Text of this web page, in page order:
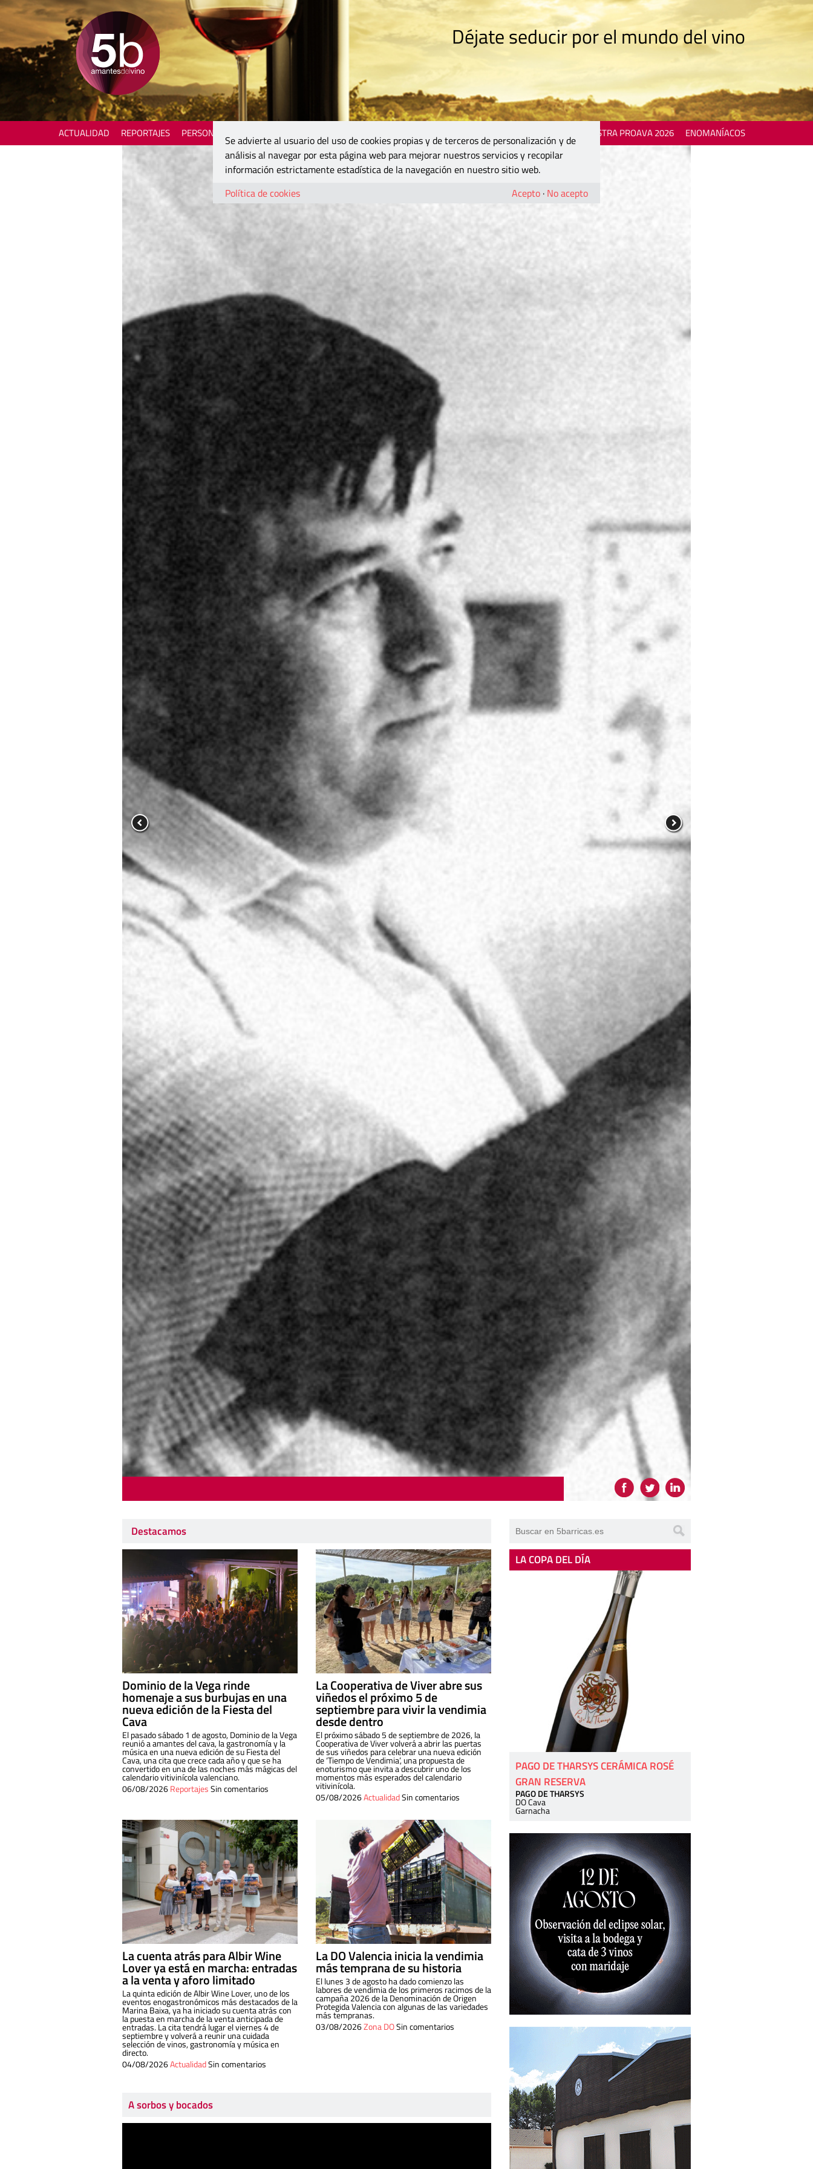
Déjate seducir por el mundo del vino
ACTUALIDAD REPORTAJES PERSONAJES MOSTRA PROAVA 2026 ENOMANÍACOS
Destacamos
Dominio de la Vega rinde
homenaje a sus burbujas en una
nueva edición de la Fiesta del
Cava
El pasado sábado 1 de agosto, Dominio de la Vega
reunió a amantes del cava, la gastronomía y la
música en una nueva edición de su Fiesta del
Cava, una cita que crece cada año y que se ha
convertido en una de las noches más mágicas del
calendario vitivinícola valenciano.
06/08/2026ReportajesSin comentarios
La Cooperativa de Viver abre sus
viñedos el próximo 5 de
septiembre para vivir la vendimia
desde dentro
El próximo sábado 5 de septiembre de 2026, la
Cooperativa de Viver volverá a abrir las puertas
de sus viñedos para celebrar una nueva edición
de ‘Tiempo de Vendimia’, una propuesta de
enoturismo que invita a descubrir uno de los
momentos más esperados del calendario
vitivinícola.
05/08/2026ActualidadSin comentarios
La cuenta atrás para Albir Wine
Lover ya está en marcha: entradas
a la venta y aforo limitado
La quinta edición de Albir Wine Lover, uno de los
eventos enogastronómicos más destacados de la
Marina Baixa, ya ha iniciado su cuenta atrás con
la puesta en marcha de la venta anticipada de
entradas. La cita tendrá lugar el viernes 4 de
septiembre y volverá a reunir una cuidada
selección de vinos, gastronomía y música en
directo.
04/08/2026ActualidadSin comentarios
La DO Valencia inicia la vendimia
más temprana de su historia
El lunes 3 de agosto ha dado comienzo las
labores de vendimia de los primeros racimos de la
campaña 2026 de la Denominación de Origen
Protegida Valencia con algunas de las variedades
más tempranas.
03/08/2026Zona DOSin comentarios
A sorbos y bocados
LA COPA DEL DÍA
PAGO DE THARSYS CERÁMICA ROSÉ
GRAN RESERVA
PAGO DE THARSYS
DO Cava
Garnacha
Se advierte al usuario del uso de cookies propias y de terceros de personalización y de
análisis al navegar por esta página web para mejorar nuestros servicios y recopilar
información estrictamente estadística de la navegación en nuestro sitio web.
Política de cookies
Acepto · No acepto